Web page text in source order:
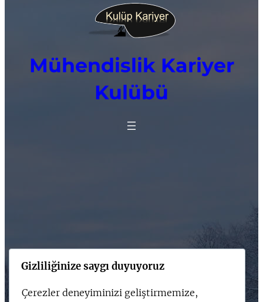
Mühendislik Kariyer
Kulübü
Gizliliğinize saygı duyuyoruz
Çerezler deneyiminizi geliştirmemize,